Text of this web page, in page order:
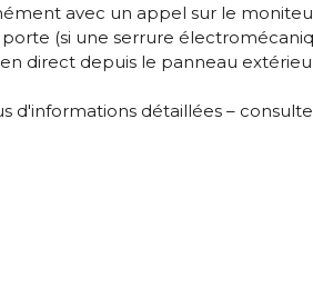
avec un appel sur le
porte (si une serrure
direct depuis le panneau
d'informations détaillées –